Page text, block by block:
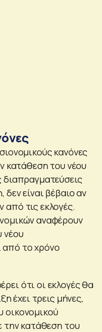
κανόνες
κατάθεση του νέου
είναι βέβαιο αν
τις εκλογές.
αναφέρουν
νέου
το χρόνο
ότι οι εκλογές θα
έχει τρεις μήνες,
την κατάθεση του